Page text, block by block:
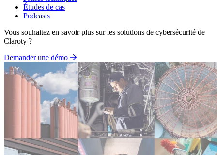
Études de cas
Podcasts
Vous souhaitez en savoir plus sur les solutions de cybersécurité de
Claroty ?
Demander une démo